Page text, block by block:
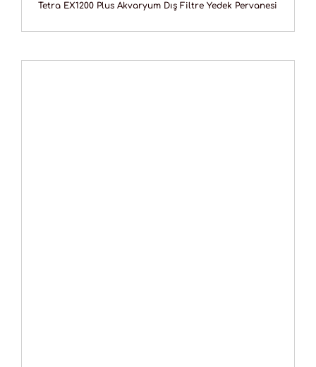
Tetra EX1200 Plus Akvaryum Dış Filtre Yedek Pervanesi